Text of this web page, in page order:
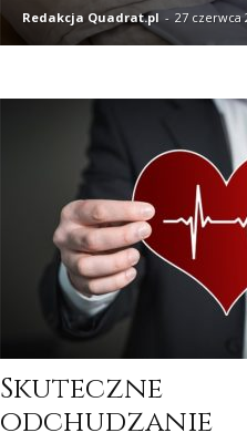
Redakcja Quadrat.pl - 27 czerwca
Skuteczne
odchudzanie